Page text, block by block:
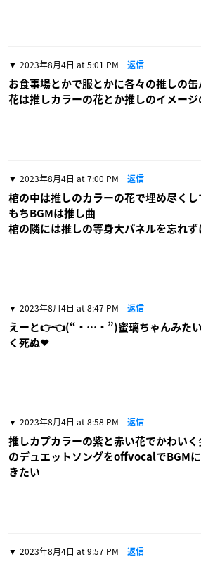
2023年8月4日 at 5:01 PM 返信
お食事場とかで服とかに各々の推しの
花は推しカラーの花とか推しのイメー
2023年8月4日 at 7:00 PM 返信
棺の中は推しのカラーの花で埋め尽くし
もちBGMは推し曲
棺の隣には推しの等身大パネルを忘れず
2023年8月4日 at 8:47 PM 返信
えーと👉👈(“・…・”)蜜璃ちゃんみた
く死ぬ❤
2023年8月4日 at 8:58 PM 返信
推しカプカラーの紫と赤い花でかわいく
のデュエットソングをoffvocalでBGM
きたい
2023年8月4日 at 9:57 PM 返信